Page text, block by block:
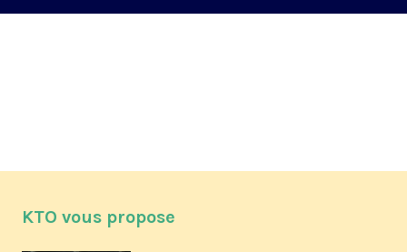
KTO vous propose